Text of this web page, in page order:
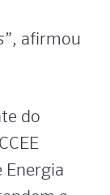
”, afirmou
do
Energia